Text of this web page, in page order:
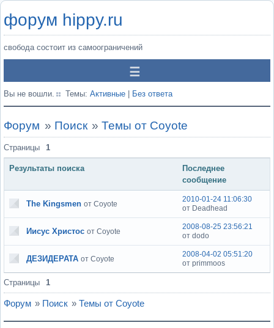
форум hippy.ru
свобода состоит из самоограничений
Вы не вошли. Темы: Активные Без ответа
Форум » Поиск »Темы от Coyote
Страницы 1
Результаты поиска
Последнее
сообщение
The Kingsmen от Coyote
2010-01-24 11:06:30
от Deadhead
Иисус Христос от Coyote
2008-08-25 23:56:21
от dodo
ДЕЗИДЕРАТА от Coyote
2008-04-02 05:51:20
от primmoos
Страницы 1
Форум » Поиск » Темы от Coyote